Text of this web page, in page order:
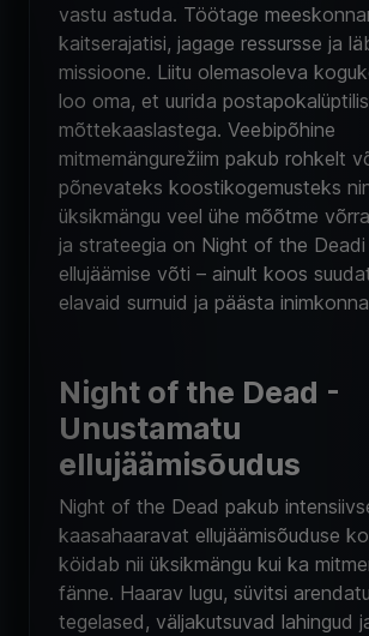
vastu astuda. Töötage
kaitserajatisi, jagage ressursse ja
missioone. Liitu olemasoleva
loo oma, et uurida
mõttekaaslastega. Veebipõhine
mitmemängurežiim pakub rohkelt
põnevateks koostikogemusteks
üksikmängu veel ühe mõõtme
ja strateegia on Night of the Deadi
ellujäämise võti – ainult koos
elavaid surnuid ja päästa
Night of the Dead -
Unustamatu
ellujäämisõudus
Night of the Dead pakub
kaasahaaravat ellujäämisõuduse
köidab nii üksikmängu kui ka
fänne. Haarav lugu, süvitsi
tegelased, väljakutsuvad lahingud